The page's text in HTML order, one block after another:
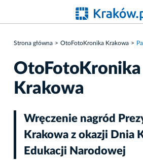
Strona główna OtoFotoKronika Krakowa
OtoFotoKronika
Krakowa
Wręczenie nagród
Krakowa z okazji Dnia
Edukacji Narodowej